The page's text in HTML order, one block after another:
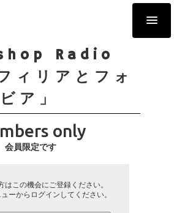
Radio
ィリアとフォ
ビア」
only
会員限定です
はこの機会にご登録ください。
ーからログインしてください。